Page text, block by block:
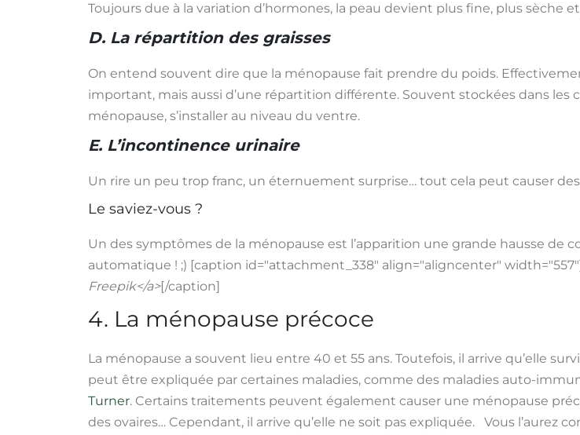
Toujours due à la variation d’hormones, la peau devient plus fine, plus sèche
D. La répartition des graisses
On entend souvent dire que la ménopause fait prendre du poids.
important, mais aussi d’une répartition différente. Souvent stockées dans les
ménopause, s’installer au niveau du ventre.
E. L’incontinence urinaire
Un rire un peu trop franc, un éternuement surprise… tout cela peut causer
Le saviez-vous ?
Un des symptômes de la ménopause est l’apparition une grande hausse de
automatique ! ;) [caption id="attachment_338" align="aligncenter"
Freepik</a>[/caption]
4. La ménopause précoce
La ménopause a souvent lieu entre 40 et 55 ans. Toutefois, il arrive qu’elle
peut être expliquée par certaines maladies, comme des maladies auto-
Turner. Certains traitements peuvent également causer une ménopause
des ovaires… Cependant, il arrive qu’elle ne soit pas expliquée. Vous l’aurez